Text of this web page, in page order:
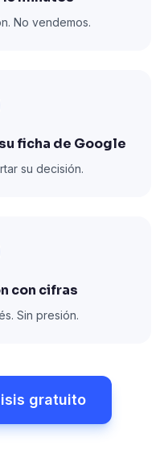
No vendemos.
ficha de Google
su decisión.
con cifras
Sin presión.
gratuito